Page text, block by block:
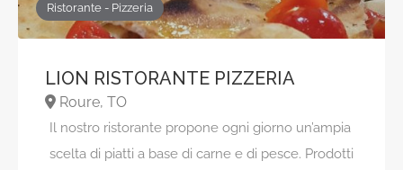
Ristorante - Pizzeria
LION RISTORANTE PIZZERIA
Roure, TO
Il nostro ristorante propone ogni giorno un’ampia
scelta di piatti a base di carne e di pesce. Prodotti